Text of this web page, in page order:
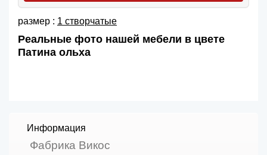
размер : 1 створчатые
Реальные фото нашей мебели в цвете
Патина ольха
Информация
Фабрика Викос